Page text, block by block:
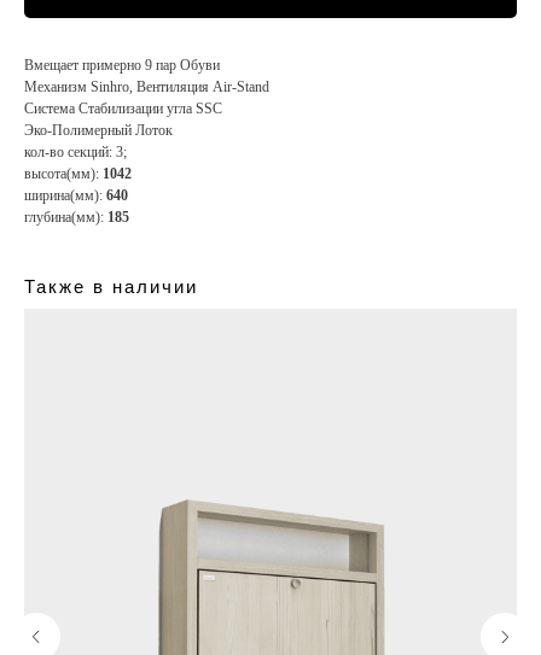
Вмещает примерно 9 пар Обуви
Механизм Sinhro, Вентиляция Air-Stand
Система Стабилизации угла SSC
Эко-Полимерный Лоток
кол-во секций: 3;
высота(мм): 1042
ширина(мм): 640
глубина(мм): 185
Также в наличии